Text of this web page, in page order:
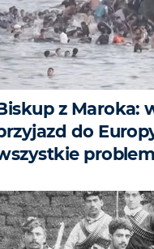
z Maroka:
do